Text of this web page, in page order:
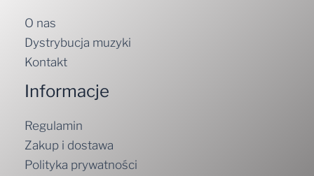
O nas
Dystrybucja muzyki
Kontakt
Informacje
Regulamin
Zakup i dostawa
Polityka prywatności